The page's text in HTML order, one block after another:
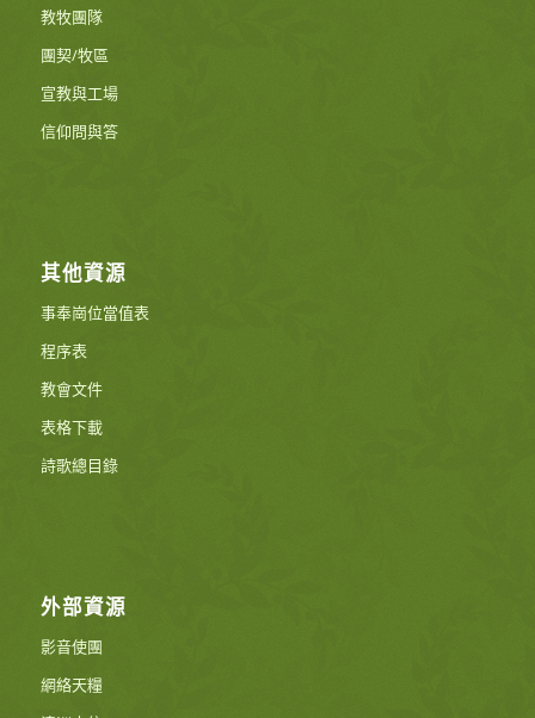
教牧團隊
團契/牧區
宣教與工場
信仰問與答
其他資源
事奉崗位當值表
程序表
教會文件
表格下載
詩歌總目錄
外部資源
影音使團
網絡天糧